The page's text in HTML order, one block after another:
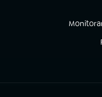
(abre em